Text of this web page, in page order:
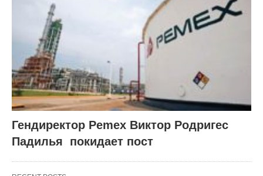
Гендиректор Pemex Виктор Родригес
Падилья покидает пост